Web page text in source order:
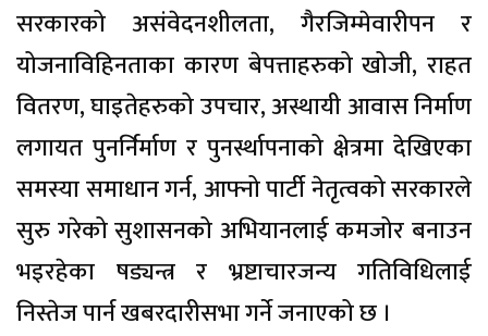
सरकारको असंवेदनशीलता, गैरजिम्मेवारीपन र
योजनाविहिनताका कारण बेपत्ताहरुको खोजी, राहत
वितरण, घाइतेहरुको उपचार, अस्थायी आवास निर्माण
लगायत पुनर्निर्माण र पुनर्स्थापनाको क्षेत्रमा देखिएका
समस्या समाधान गर्न, आफ्नो पार्टी नेतृत्वको सरकारले
सुरु गरेको सुशासनको अभियानलाई कमजोर बनाउन
भइरहेका षड्यन्त्र र भ्रष्टाचारजन्य गतिविधिलाई
निस्तेज पार्न खबरदारीसभा गर्ने जनाएको छ ।